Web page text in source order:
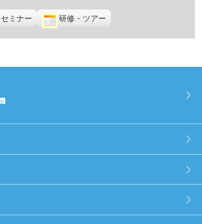
10
月
1
10
月
2
3
4
セミナー 研修・ツアー